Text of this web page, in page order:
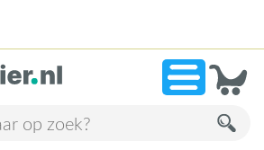
»13.941 beoordelingen!